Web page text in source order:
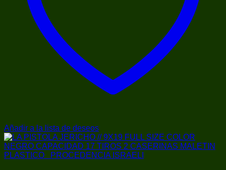
Añadir a la lista de deseos